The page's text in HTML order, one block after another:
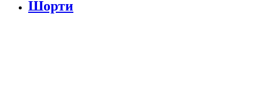
Шорти